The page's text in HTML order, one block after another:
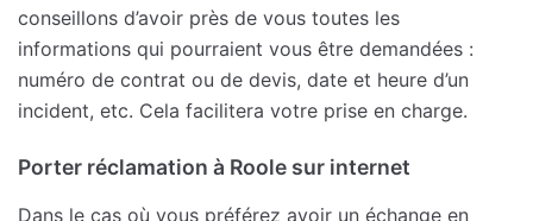
conseillons d’avoir près de vous toutes les
informations qui pourraient vous être demandées :
numéro de contrat ou de devis, date et heure d’un
incident, etc. Cela facilitera votre prise en charge.
Porter réclamation à Roole sur internet
Dans le cas où vous préférez avoir un échange en